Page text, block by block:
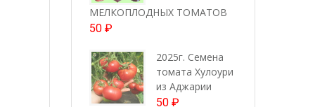
МЕЛКОПЛОДНЫХ ТОМАТОВ
50 ₽
2025г. Семена
томата Хулоури
из Аджарии
50 ₽